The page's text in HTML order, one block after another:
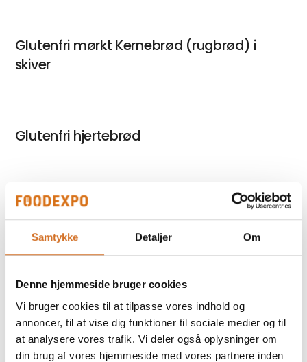
Samtykke Detaljer Om
Denne hjemmeside bruger cookies
Vi bruger cookies til at tilpasse vores indhold og
annoncer, til at vise dig funktioner til sociale medier og til
at analysere vores trafik. Vi deler også oplysninger om
din brug af vores hjemmeside med vores partnere inden
Glutenfri mørkt Kernebrød (rugbrød) i
skiver
Glutenfri hjertebrød
Glutenfri mørkt sandwichbrød
Glutenfri franskbrød
Glutenfri skagensbrød